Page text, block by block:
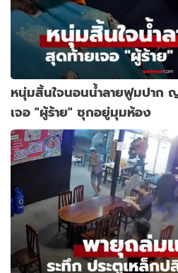
หนุ่มสิ้นใจนอนน้ำลายฟูมปาก
เจอ "ผู้ร้าย" ซุกอยู่มุมห้อง